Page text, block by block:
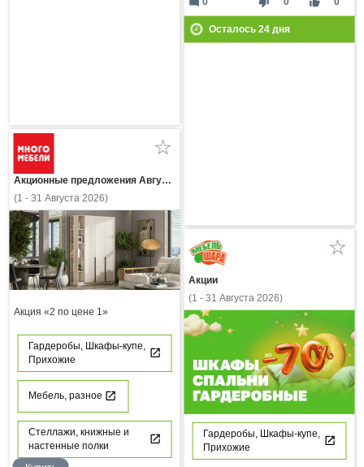
Осталось 24дня
Акционные предложения Августа
(1 - 31 Августа 2026)
Акция «2 по цене 1»
Гардеробы, Шкафы-купе,
Прихожие
Мебель, разное
Стеллажи, книжные и
настенные полки
Акции
(1 - 31 Августа 2026)
Гардеробы, Шкафы-купе,
Прихожие